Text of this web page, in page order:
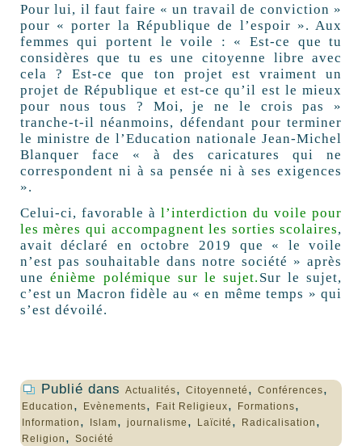
Pour lui, il faut faire « un travail de conviction »
pour « porter la République de l’espoir ». Aux
femmes qui portent le voile : « Est-ce que tu
considères que tu es une citoyenne libre avec
cela ? Est-ce que ton projet est vraiment un
projet de République et est-ce qu’il est le mieux
pour nous tous ? Moi, je ne le crois pas »
tranche-t-il néanmoins, défendant pour terminer
le ministre de l’Education nationale Jean-Michel
Blanquer face « à des caricatures qui ne
correspondent ni à sa pensée ni à ses exigences
».
Celui-ci, favorable à l’interdiction du voile pour
les mères qui accompagnent les sorties scolaires,
avait déclaré en octobre 2019 que « le voile
n’est pas souhaitable dans notre société » après
uneénième polémique sur le sujet. Sur le sujet,
c’est un Macron fidèle au « en même temps » qui
s’est dévoilé.
Publié dans Actualités, Citoyenneté , Conférences,
Education , Evènements, Fait Religieux, Formations,
Information , Islam, journalisme , Laïcité , Radicalisation ,
Religion , Société